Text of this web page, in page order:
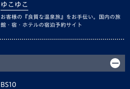
ゆこゆこ
お客様の『良質な温泉旅』をお手伝い。国内の旅
館・宿・ホテルの宿泊予約サイト
BS10